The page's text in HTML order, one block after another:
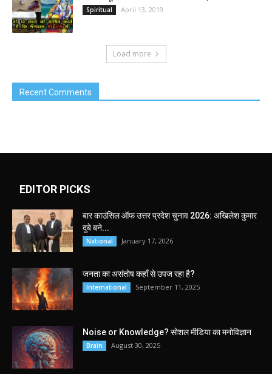
Spiritual April 13, 2019
Load more
Recent Comments
EDITOR PICKS
बार काउंसिल ऑफ उत्तर प्रदेश चुनाव 2026: अखिलेश कुमार
दुबे बने...
National January 17, 2026
जनता का असंतोष कहाँ से उपज रहा है?
International September 11, 2025
Noise or Knowledge? सोशल मीडिया का मनोविज्ञान
Brain August 30, 2025